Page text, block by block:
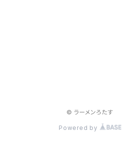
© ラーメンろたす
Powered by